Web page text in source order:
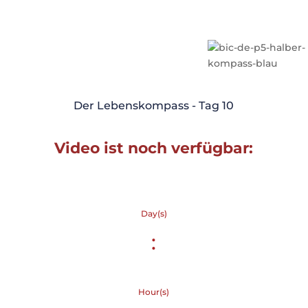
Der Lebenskompass - Tag 10
Video ist noch verfügbar:
Day(s)
:
Hour(s)